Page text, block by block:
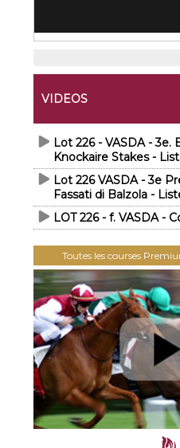
VIDEOS
Lot 226 - VASDA - 3e.
Knockaire Stakes -
Lot 226 VASDA - 3e
Fassati di Balzola -
LOT 226 - f. VASDA -
Toutes les courses